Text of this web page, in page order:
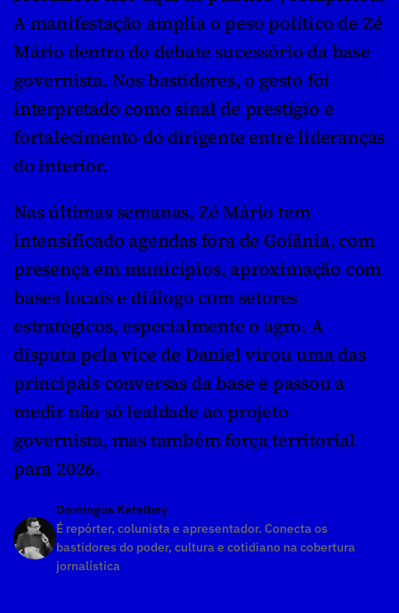
A manifestação amplia o peso político de Zé
Mário dentro do debate sucessório da base
governista. Nos bastidores, o gesto foi
interpretado como sinal de prestígio e
fortalecimento do dirigente entre lideranças
do interior.
Nas últimas semanas, Zé Mário tem
intensificado agendas fora de Goiânia, com
presença em municípios, aproximação com
bases locais e diálogo com setores
estratégicos, especialmente o agro. A
disputa pela vice de Daniel virou uma das
principais conversas da base e passou a
medir não só lealdade ao projeto
governista, mas também força territorial
para 2026.
Domingos Ketelbey
É repórter, colunista e apresentador. Conecta os
bastidores do poder, cultura e cotidiano na cobertura
jornalística